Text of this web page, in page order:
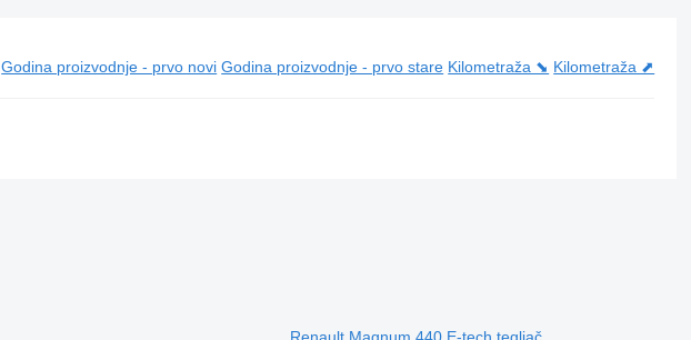
Godina proizvodnje - prvo novi Godina proizvodnje - prvo stare Kilometraža ⬊ Kilometraža ⬈